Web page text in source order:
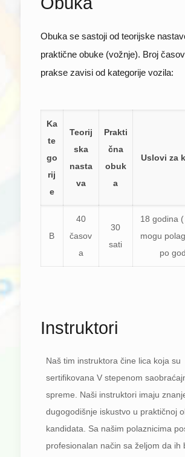
Obuka se sastoji od teorijske
praktične obuke (vožnje). Broj
prakse zavisi od kategorije vozila:
Ka
te
go
rij
e
Teorij
ska
nasta
va
Prakti
čna
obuk
a
Uslovi za
B
40
časov
a
30
sati
18 godina
mogu
po
Instruktori
Naš tim instruktora čine lica koja su
sertifikovana V stepenom
spreme. Naši instruktori imaju
dugogodišnje iskustvo u praktičnoj
kandidata. Sa našim polaznicima
profesionalan način sa željom da ih